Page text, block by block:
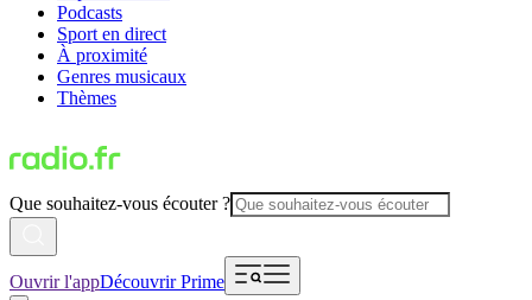
Podcasts
Sport en direct
À proximité
Genres musicaux
Thèmes
Que souhaitez-vous écouter ?
Ouvrir l'appDécouvrir Prime